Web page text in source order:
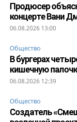
Продюсер
концерте Вани
06.08.2026 13:00
Общество
В бургерах
кишечную
06.08.2026 12:39
Общество
Создатель